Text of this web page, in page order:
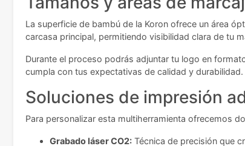
La superficie de bambú de la Koron ofrece un área
carcasa principal, permitiendo visibilidad clara de tu
Durante el proceso podrás adjuntar tu logo en
cumpla con tus expectativas de calidad y durabilidad.
Soluciones de impresión
Para personalizar esta multiherramienta ofrecemos
Grabado láser CO2: Técnica de precisión que